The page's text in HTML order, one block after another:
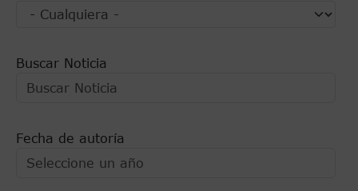
Buscar Noticia
Fecha de autoría